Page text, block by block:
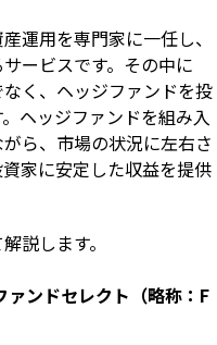
運用を専門家に一任し、
ービスです。その中に
く、ヘッジファンドを投
ヘッジファンドを組み入
ら、市場の状況に左右さ
家に安定した収益を提供
説します。
ンドセレクト（略称：F